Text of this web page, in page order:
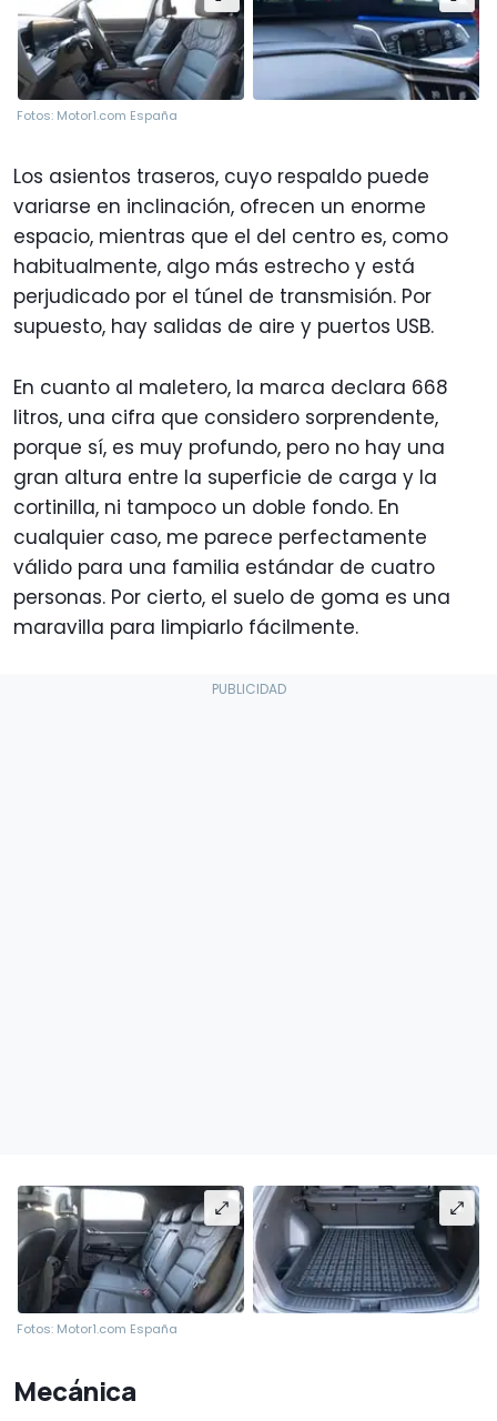
Fotos: Motor1.com España
Los asientos traseros, cuyo respaldo puede
variarse en inclinación, ofrecen un enorme
espacio, mientras que el del centro es, como
habitualmente, algo más estrecho y está
perjudicado por el túnel de transmisión. Por
supuesto, hay salidas de aire y puertos USB.
En cuanto al maletero, la marca declara 668
litros, una cifra que considero sorprendente,
porque sí, es muy profundo, pero no hay una
gran altura entre la superficie de carga y la
cortinilla, ni tampoco un doble fondo. En
cualquier caso, me parece perfectamente
válido para una familia estándar de cuatro
personas. Por cierto, el suelo de goma es una
maravilla para limpiarlo fácilmente.
Fotos: Motor1.com España
Mecánica